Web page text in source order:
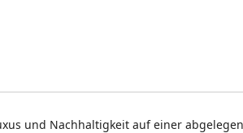
und Nachhaltigkeit auf einer